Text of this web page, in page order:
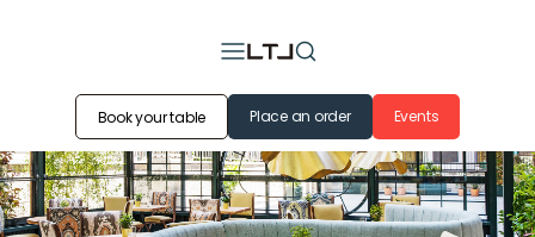
Book your table Place an order Events